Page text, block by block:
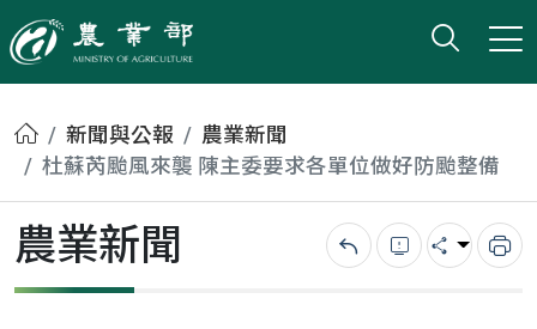
農業部
打開
小版
首頁新聞與公報
農業新聞
杜蘇芮颱風來襲 陳主委要求各單位做好防颱整備
農業新聞 回上一頁錯誤回報
分享 列